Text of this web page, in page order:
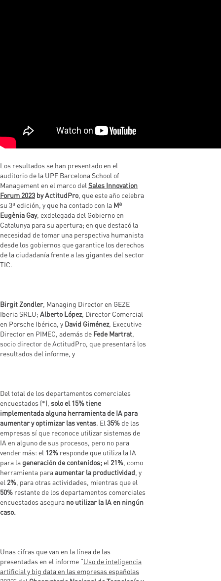
Los resultados se han presentado en el
auditorio de la UPF Barcelona School of
Management en el marco delSales Innovation
Forum 2023 by ActitudPro, que este año celebra
su 3ª edición, y que ha contado con la Mª
Eugènia Gay, exdelegada del Gobierno en
Catalunya para su apertura; en que destacó la
necesidad de tomar una perspectiva humanista
desde los gobiernos que garantice los derechos
de la ciudadanía frente a las gigantes del sector
TIC.
Birgit Zondler, Managing Director en GEZE
Iberia SRLU; Alberto López, Director Comercial
en Porsche Ibérica, y David Giménez, Executive
Director en PIMEC, además de Fede Martrat,
socio director de ActitudPro, que presentará los
resultados del informe, y
Del total de los departamentos comerciales
encuestados (*), solo el 15% tiene
implementada alguna herramienta de IA para
aumentar y optimizar las ventas. El35% de las
empresas sí que reconoce utilizar sistemas de
IA en alguno de sus procesos, pero no para
vender más: el 12% responde que utiliza la IA
para la generación de contenidos; el 21%, como
herramienta paraaumentar la productividad, y
el 2%, para otras actividades, mientras que el
50% restante de los departamentos comerciales
encuestados asegura no utilizar la IA en ningún
caso.
Unas cifras que van en la línea de las
presentadas en el informe “Uso de inteligencia
artificial y big data en las empresas españolas